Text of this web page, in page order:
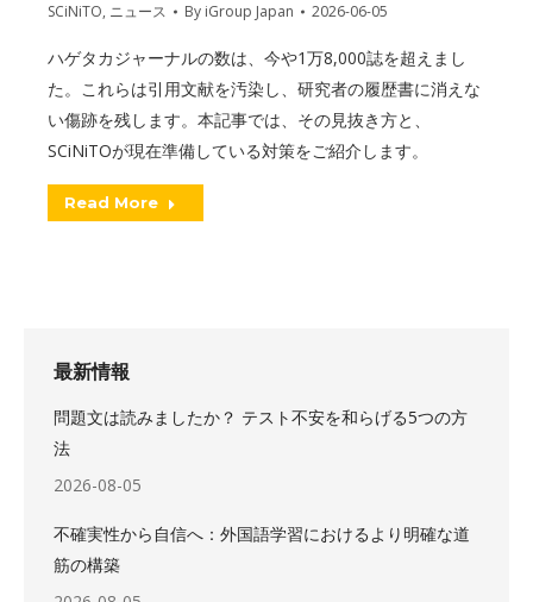
SCiNiTO, ニュース By iGroup Japan 2026-06-05
ハゲタカジャーナルの数は、今や1万8,000誌を超えまし
た。これらは引用文献を汚染し、研究者の履歴書に消えな
い傷跡を残します。本記事では、その見抜き方と、
SCiNiTOが現在準備している対策をご紹介します。
Read More
最新情報
問題文は読みましたか？ テスト不安を和らげる5つの方
法
2026-08-05
不確実性から自信へ：外国語学習におけるより明確な道
筋の構築